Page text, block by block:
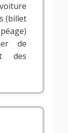
(billet
de
des